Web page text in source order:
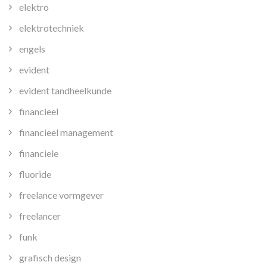
elektro
elektrotechniek
engels
evident
evident tandheelkunde
financieel
financieel management
financiele
fluoride
freelance vormgever
freelancer
funk
grafisch design